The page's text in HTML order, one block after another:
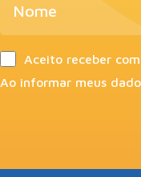
Aceito receber
Ao informar meus